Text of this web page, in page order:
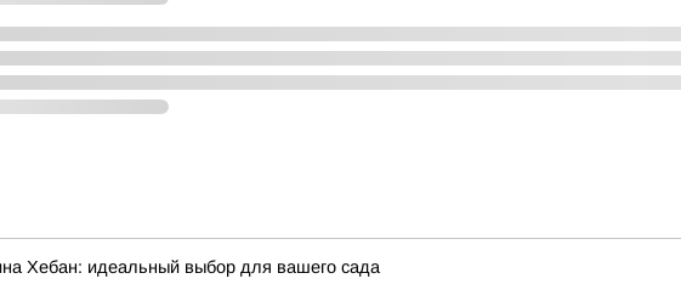
Хебан: идеальный выбор для вашего сада